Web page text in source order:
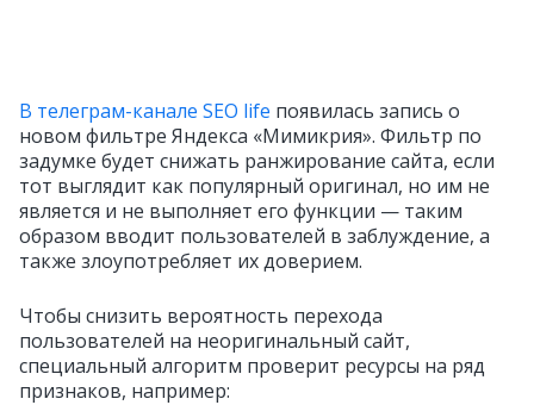
В телеграм-канале SEO life появилась запись о
новом фильтре Яндекса «Мимикрия». Фильтр по
задумке будет снижать ранжирование сайта, если
тот выглядит как популярный оригинал, но им не
является и не выполняет его функции — таким
образом вводит пользователей в заблуждение, а
также злоупотребляет их доверием.
Чтобы снизить вероятность перехода
пользователей на неоригинальный сайт,
специальный алгоритм проверит ресурсы на ряд
признаков, например: